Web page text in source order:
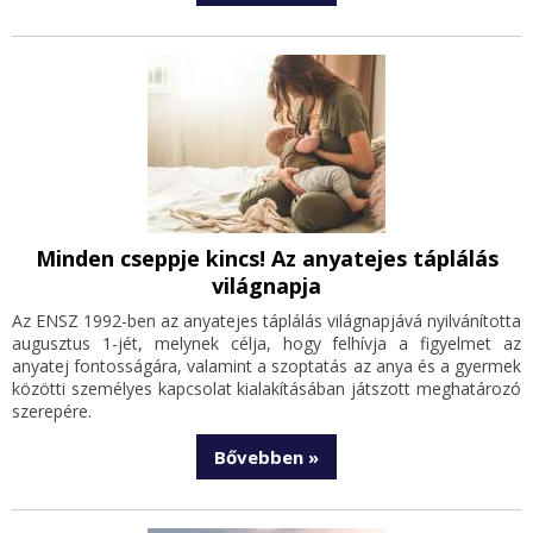
Minden cseppje kincs! Az anyatejes táplálás
világnapja
Az ENSZ 1992-ben az anyatejes táplálás világnapjává nyilvánította
augusztus 1-jét, melynek célja, hogy felhívja a figyelmet az
anyatej fontosságára, valamint a szoptatás az anya és a gyermek
közötti személyes kapcsolat kialakításában játszott meghatározó
szerepére.
Bővebben »